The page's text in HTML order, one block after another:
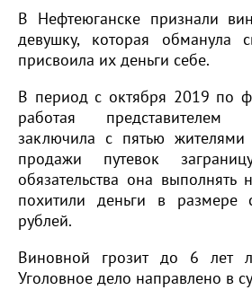
В Нефтеюганске признали
девушку, которая обманула
присвоила их деньги себе.
В период с октября 2019 по
работая
заключила с пятью жителями
продажи путевок
обязательства она выполнять
похитили деньги в размере
рублей.
Виновной грозит до 6 лет
Уголовное дело направлено в